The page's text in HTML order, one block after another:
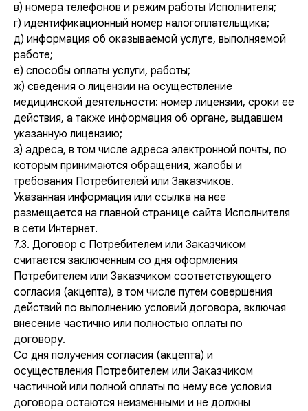
в) номера телефонов и режим работы Исполнителя;
г) идентификационный номер налогоплательщика;
д) информация об оказываемой услуге, выполняемой
работе;
е) способы оплаты услуги, работы;
ж) сведения о лицензии на осуществление
медицинской деятельности: номер лицензии, сроки ее
действия, а также информация об органе, выдавшем
указанную лицензию;
з) адреса, в том числе адреса электронной почты, по
которым принимаются обращения, жалобы и
требования Потребителей или Заказчиков.
Указанная информация или ссылка на нее
размещается на главной странице сайта Исполнителя
в сети Интернет.
7.3. Договор с Потребителем или Заказчиком
считается заключенным со дня оформления
Потребителем или Заказчиком соответствующего
согласия (акцепта), в том числе путем совершения
действий по выполнению условий договора, включая
внесение частично или полностью оплаты по
договору.
Со дня получения согласия (акцепта) и
осуществления Потребителем или Заказчиком
частичной или полной оплаты по нему все условия
договора остаются неизменными и не должны